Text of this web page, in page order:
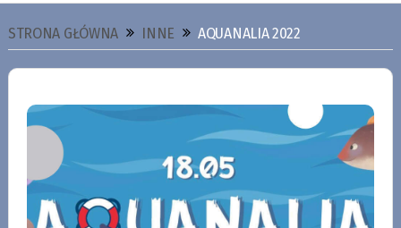
STRONA GŁÓWNA INNE AQUANALIA 2022